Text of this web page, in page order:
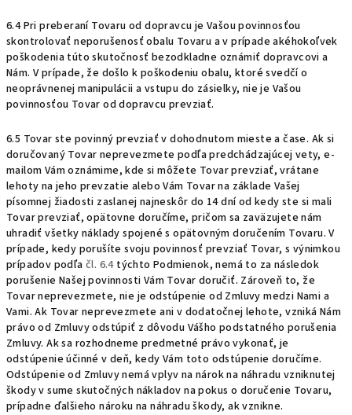
6.4 Pri preberaní Tovaru od dopravcu je Vašou povinnosťou
skontrolovať neporušenosť obalu Tovaru a v prípade akéhokoľvek
poškodenia túto skutočnosť bezodkladne oznámiť dopravcovi a
Nám. V prípade, že došlo k poškodeniu obalu, ktoré svedčí o
neoprávnenej manipulácii a vstupu do zásielky, nie je Vašou
povinnosťou Tovar od dopravcu prevziať.
6.5 Tovar ste povinný prevziať v dohodnutom mieste a čase. Ak si
doručovaný Tovar neprevezmete podľa predchádzajúcej vety, e-
mailom Vám oznámime, kde si môžete Tovar prevziať, vrátane
lehoty na jeho prevzatie alebo Vám Tovar na základe Vašej
písomnej žiadosti zaslanej najneskôr do 14 dní od kedy ste si mali
Tovar prevziať, opätovne doručíme, pričom sa zaväzujete nám
uhradiť všetky náklady spojené s opätovným doručením Tovaru. V
prípade, kedy porušíte svoju povinnosť prevziať Tovar, s výnimkou
prípadov podľačl. 6.4 týchto Podmienok, nemá to za následok
porušenie Našej povinnosti Vám Tovar doručiť. Zároveň to, že
Tovar neprevezmete, nie je odstúpenie od Zmluvy medzi Nami a
Vami. Ak Tovar neprevezmete ani v dodatočnej lehote, vzniká Nám
právo od Zmluvy odstúpiť z dôvodu Vášho podstatného porušenia
Zmluvy. Ak sa rozhodneme predmetné právo vykonať, je
odstúpenie účinné v deň, kedy Vám toto odstúpenie doručíme.
Odstúpenie od Zmluvy nemá vplyv na nárok na náhradu vzniknutej
škody v sume skutočných nákladov na pokus o doručenie Tovaru,
prípadne ďalšieho nároku na náhradu škody, ak vznikne.